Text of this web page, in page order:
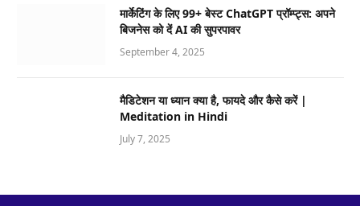
मार्केटिंग के लिए 99+ बेस्ट ChatGPT प्रॉम्प्ट्स: अपने
बिजनेस को दें AI की सुपरपावर
September 4, 2025
मैडिटेशन या ध्यान क्या है, फायदे और कैसे करें |
Meditation in Hindi
July 7, 2025